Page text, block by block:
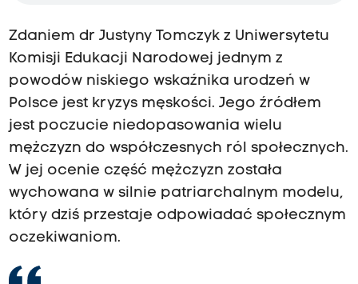
Zdaniem dr Justyny Tomczyk z Uniwersytetu
Komisji Edukacji Narodowej jednym z
powodów niskiego wskaźnika urodzeń w
Polsce jest kryzys męskości. Jego źródłem
jest poczucie niedopasowania wielu
mężczyzn do współczesnych ról społecznych.
W jej ocenie część mężczyzn została
wychowana w silnie patriarchalnym modelu,
który dziś przestaje odpowiadać społecznym
oczekiwaniom.